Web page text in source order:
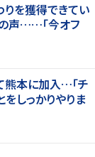
りを獲得できてい
声……「今オフ
熊本に加入…「チ
しっかりやりま